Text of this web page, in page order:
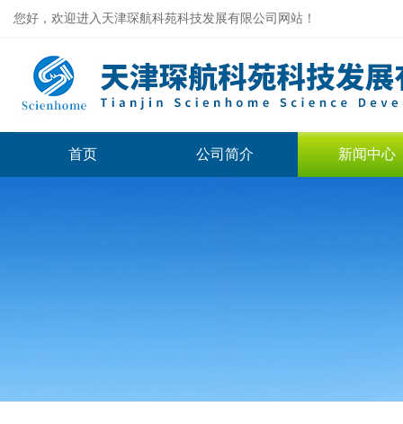
您好，欢迎进入天津琛航科苑科技发展有限公司网站！
首页 公司简介 新闻中心